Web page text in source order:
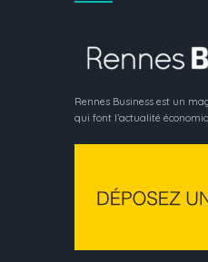
Rennes Business est un
qui font l’actualité